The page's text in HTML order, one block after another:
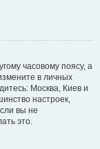
часовому поясу, а
в личных
Москва, Киев и
настроек,
вы не
это.